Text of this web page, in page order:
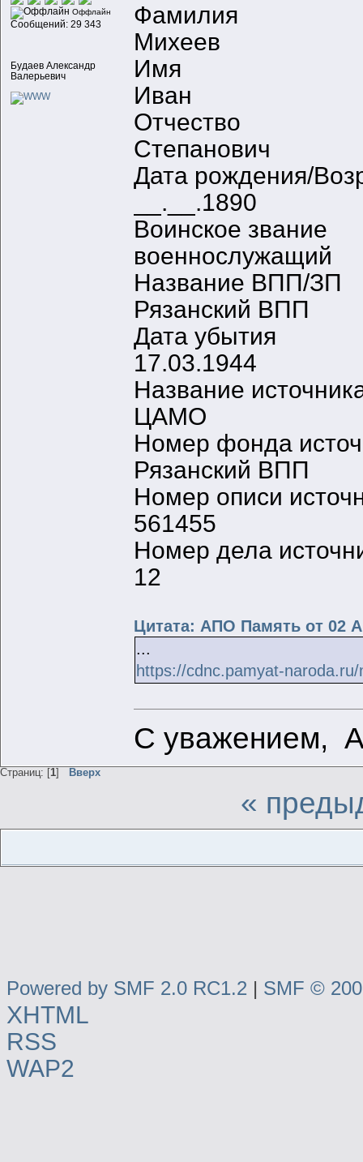
Оффлайн
Сообщений: 29 343
Будаев Александр
Валерьевич
Фамилия
Михеев
Имя
Иван
Отчество
Степанович
Дата рождения/
__.__.1890
Воинское звание
военнослужащий
Название ВПП/ЗП
Рязанский ВПП
Дата убытия
17.03.1944
Название
ЦАМО
Номер фонда
Рязанский ВПП
Номер описи
561455
Номер дела
12
Цитата: АПО Память от 02
...
https://cdnc.pamyat-
С уважением,
Страниц: [1] Вверх
«
Powered by SMF 2.0 RC1.2 | SMF ©
XHTML
RSS
WAP2